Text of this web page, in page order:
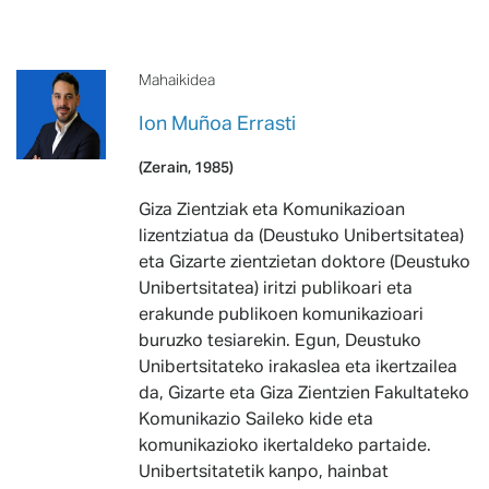
Mahaikidea
Ion Muñoa Errasti
(Zerain, 1985)
Giza Zientziak eta Komunikazioan
lizentziatua da (Deustuko Unibertsitatea)
eta Gizarte zientzietan doktore (Deustuko
Unibertsitatea) iritzi publikoari eta
erakunde publikoen komunikazioari
buruzko tesiarekin. Egun, Deustuko
Unibertsitateko irakaslea eta ikertzailea
da, Gizarte eta Giza Zientzien Fakultateko
Komunikazio Saileko kide eta
komunikazioko ikertaldeko partaide.
Unibertsitatetik kanpo, hainbat